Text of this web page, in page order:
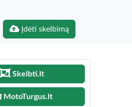
Įdėti skelbimą
Skelbti.lt
MotoTurgus.lt